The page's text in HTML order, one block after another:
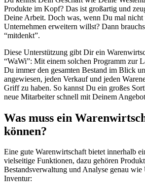
Produkte im Kopf? Das ist großartig und
Deine Arbeit. Doch was, wenn Du mal
Unternehmen erweitern willst? Dann
“mitdenkt”.
Diese Unterstützung gibt Dir ein
“WaWi”: Mit einem solchen Programm zur
Du immer den gesamten Bestand im Blick
angewiesen, jeden Verkauf und jeden
Griff zu haben. So kannst Du ein großes
neue Mitarbeiter schnell mit Deinem
Was muss ein
können?
Eine gute Warenwirtschaft bietet innerhalb
vielseitige Funktionen, dazu gehören
Bestandsverwaltung und Analyse genau wie
Inventur: